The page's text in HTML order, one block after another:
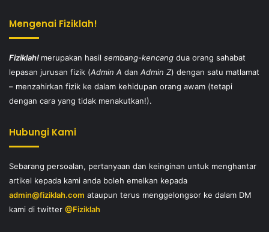
Mengenai Fiziklah!
Fiziklah! merupakan hasil sembang-kencang dua orang sahabat
lepasan jurusan fizik (Admin A dan Admin Z) dengan satu matlamat
– menzahirkan fizik ke dalam kehidupan orang awam (tetapi
dengan cara yang tidak menakutkan!).
Hubungi Kami
Sebarang persoalan, pertanyaan dan keinginan untuk menghantar
artikel kepada kami anda boleh emelkan kepada
admin@fiziklah.com ataupun terus menggelongsor ke dalam DM
kami di twitter @Fiziklah